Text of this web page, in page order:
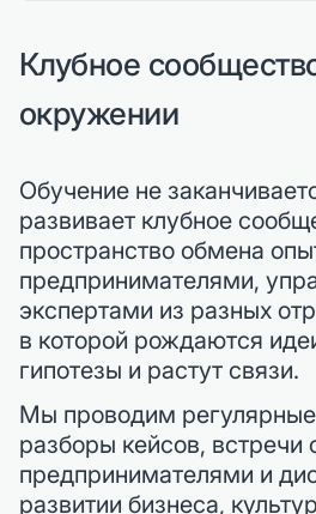
Клубное
окружении
Обучение не
развивает клубное
пространство обмена
предпринимателями,
экспертами из разных
в которой рождаются
гипотезы и растут связи.
Мы проводим
разборы кейсов,
предпринимателями и
развитии бизнеса,